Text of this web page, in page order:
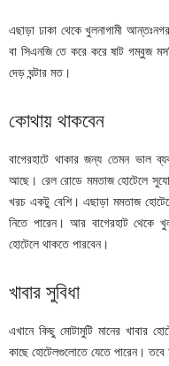
এছাড়া ঢাকা থেকে খুলনাগামী
বা সিএনজি তে করে করে ষাট গম্বুজ
দেড় ঘন্টার মত।
কোথায় থাকবেন
বাগেরহাটে থাকার জন্য তেমন ভাল
আছে। রেল রোডে মমতাজ হোটেলে
খরচ একটু বেশি। এছাড়া মমতাজ
নিতে পারেন। আর বাগেরহাট থেকে
হোটেলে থাকতে পারবেন।
খাবার সুবিধা
এখানে কিছু মোটামুটি মানের খাবার
কাছে হোটেলগুলোতে যেতে পারেন। তবে